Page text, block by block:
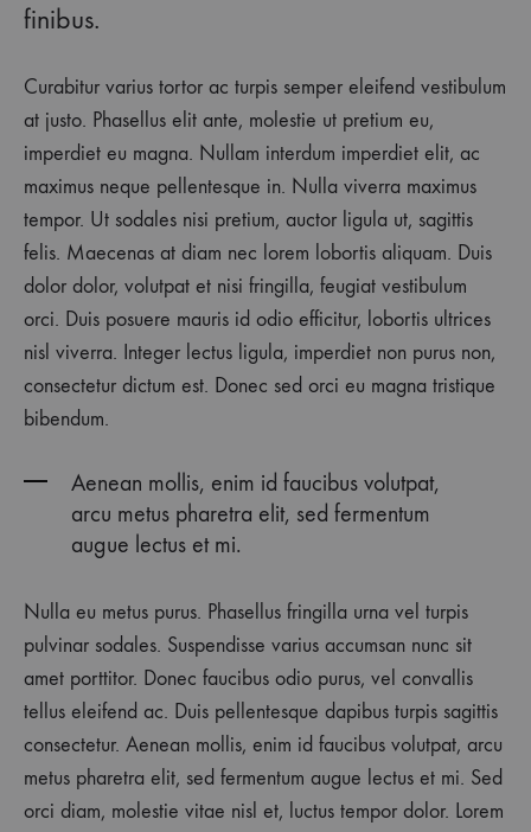
26
SHARE
BRAK
KOMENTARZY
THE
SHOES
WILL
INSTANTLY
ANY
finibus.
Curabitur varius tortor ac turpis semper eleifend vestibulum
at justo. Phasellus elit ante, molestie ut pretium eu,
imperdiet eu magna. Nullam interdum imperdiet elit, ac
maximus neque pellentesque in. Nulla viverra maximus
tempor. Ut sodales nisi pretium, auctor ligula ut, sagittis
felis. Maecenas at diam nec lorem lobortis aliquam. Duis
dolor dolor, volutpat et nisi fringilla, feugiat vestibulum
orci. Duis posuere mauris id odio efficitur, lobortis ultrices
nisl viverra. Integer lectus ligula, imperdiet non purus non,
consectetur dictum est. Donec sed orci eu magna tristique
bibendum.
Aenean mollis, enim id faucibus volutpat,
arcu metus pharetra elit, sed fermentum
augue lectus et mi.
Nulla eu metus purus. Phasellus fringilla urna vel turpis
pulvinar sodales. Suspendisse varius accumsan nunc sit
amet porttitor. Donec faucibus odio purus, vel convallis
tellus eleifend ac. Duis pellentesque dapibus turpis sagittis
consectetur. Aenean mollis, enim id faucibus volutpat, arcu
metus pharetra elit, sed fermentum augue lectus et mi. Sed
orci diam, molestie vitae nisl et, luctus tempor dolor. Lorem